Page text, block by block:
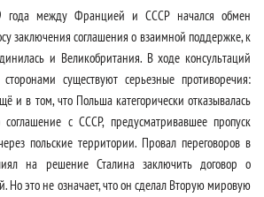
между Францией и СССР начался обмен
заключения соглашения о взаимной поддержке, к
и Великобритания. В ходе консультаций
существуют серьезные противоречия:
и в том, что Польша категорически отказывалась
соглашение с СССР, предусматривавшее пропуск
польские территории. Провал переговоров в
на решение Сталина заключить договор о
Но это не означает, что он сделал Вторую мировую